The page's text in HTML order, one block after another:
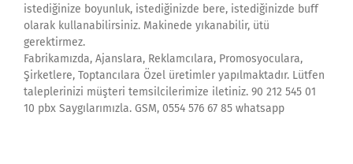
istediğinize boyunluk, istediğinizde bere, istediğinizde buff
olarak kullanabilirsiniz. Makinede yıkanabilir, ütü
gerektirmez.
Fabrikamızda, Ajanslara, Reklamcılara, Promosyoculara,
Şirketlere, Toptancılara Özel üretimler yapılmaktadır. Lütfen
taleplerinizi müşteri temsilcilerimize iletiniz. 90 212 545 01
10 pbx Saygılarımızla. GSM, 0554 576 67 85 whatsapp